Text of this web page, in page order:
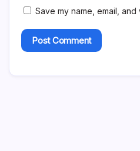
Save my name, email,